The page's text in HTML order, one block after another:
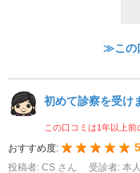
≫この
初めて診察を受け
この口コミは1年以上前
おすすめ度: 5
投稿者: CS さん
受診者: 本